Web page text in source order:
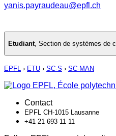
yanis.payraudeau@epfl.ch
Etudiant, Section de systèmes de
EPFL › ETU › SC-S › SC-MAN
Contact
EPFL CH-1015 Lausanne
+41 21 693 11 11